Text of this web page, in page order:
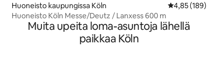
Huoneisto kaupungissa Köln
4,85 (189)
Huoneisto Köln Messe/Deutz / Lanxess 600 m
Muita upeita loma-asuntoja lähellä
paikkaa Köln